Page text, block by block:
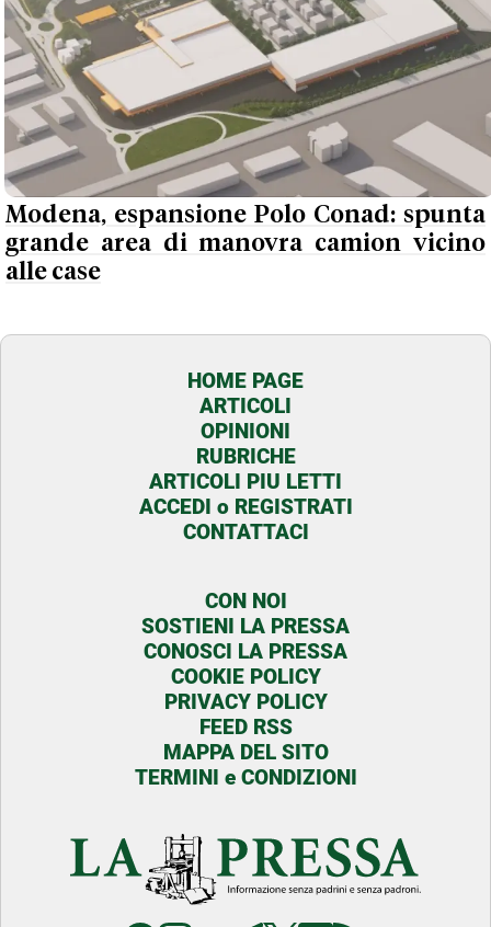
Modena, espansione Polo Conad: spunta
grande area di manovra camion vicino
alle case
HOME PAGE
ARTICOLI
OPINIONI
RUBRICHE
ARTICOLI PIU LETTI
ACCEDI o REGISTRATI
CONTATTACI
CON NOI
SOSTIENI LA PRESSA
CONOSCI LA PRESSA
COOKIE POLICY
PRIVACY POLICY
FEED RSS
MAPPA DEL SITO
TERMINI e CONDIZIONI